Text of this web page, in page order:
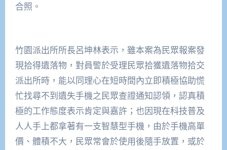
合照。
竹園派出所所長呂坤林表示，雖本案為民眾報案發
現拾得遺落物，對員警於受理民眾拾獲遺落物拾交
派出所時，能以同理心在短時間內立即積極協助慌
忙找尋不到遺失手機之民眾查證通知認領，認真積
極的工作態度表示肯定與嘉許；也因現在科技普及
人人手上都拿著有一支智慧型手機，由於手機高單
價、體積不大，民眾常會於使用後隨手放置，或於